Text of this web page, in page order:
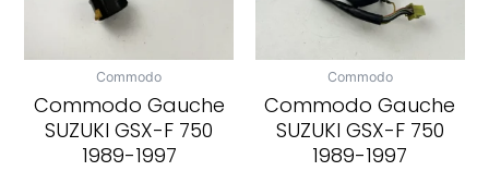
Commodo
Commodo Gauche
SUZUKI GSX-F 750
1989-1997
Commodo
Commodo Gauche
SUZUKI GSX-F 750
1989-1997